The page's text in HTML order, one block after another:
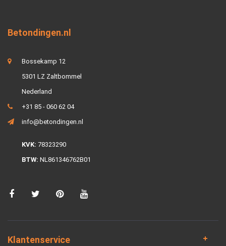
Betondingen.nl
Bossekamp 12
5301 LZ Zaltbommel
Nederland
+31 85 - 060 62 04
info@betondingen.nl
KVK: 78323290
BTW: NL861346762B01
Klantenservice